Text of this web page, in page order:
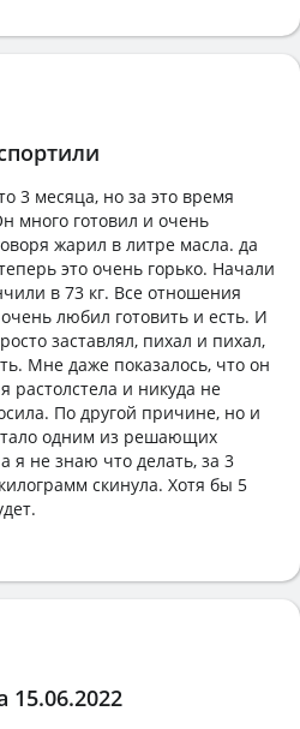
3 месяца, но за это время
много готовил и очень
жарил в литре масла. да
это очень горько. Начали
в 73 кг. Все отношения
любил готовить и есть. И
заставлял, пихал и пихал,
Мне даже показалось, что он
растолстела и никуда не
По другой причине, но и
одним из решающих
я не знаю что делать, за 3
скинула. Хотя бы 5
15.06.2022